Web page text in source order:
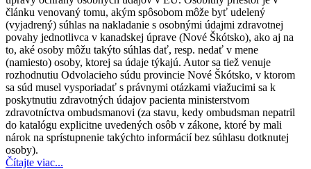
článku venovaný tomu, akým spôsobom môže byť udelený
(vyjadrený) súhlas na nakladanie s osobnými údajmi zdravotnej
povahy jednotlivca v kanadskej úprave (Nové Škótsko), ako aj na
to, aké osoby môžu takýto súhlas dať, resp. nedať v mene
(namiesto) osoby, ktorej sa údaje týkajú. Autor sa tiež venuje
rozhodnutiu Odvolacieho súdu provincie Nové Škótsko, v ktorom
sa súd musel vysporiadať s právnymi otázkami viažucimi sa k
poskytnutiu zdravotných údajov pacienta ministerstvom
zdravotníctva ombudsmanovi (za stavu, kedy ombudsman nepatril
do katalógu explicitne uvedených osôb v zákone, ktoré by mali
nárok na sprístupnenie takýchto informácií bez súhlasu dotknutej
osoby).
Čítajte viac...